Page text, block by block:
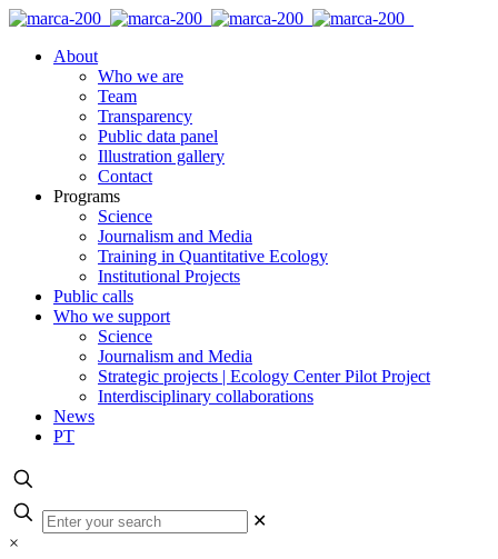
About
Who we are
Team
Transparency
Public data panel
Illustration gallery
Contact
Programs
Science
Journalism and Media
Training in Quantitative Ecology
Institutional Projects
Public calls
Who we support
Science
Journalism and Media
Strategic projects | Ecology Center Pilot Project
Interdisciplinary collaborations
News
PT
✕
×